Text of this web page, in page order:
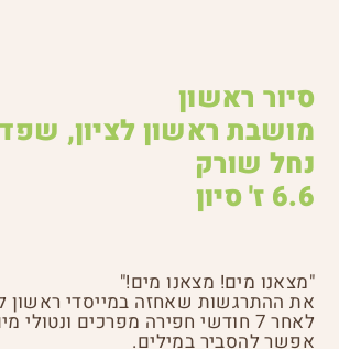
סיור ראשון
מושבת ראשון לציון,
נחל שורק
6.6 ז' סיון
"מצאנו מים! מצאנו מים!"
את ההתרגשות שאחזה במייסדי ראשון
לאחר 7 חודשי חפירה מפרכים ונטולי
אפשר להסביר במילים.